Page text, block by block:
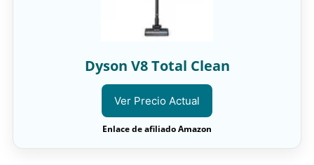
Dyson V8 Total Clean
Ver Precio Actual
Enlace de afiliado Amazon